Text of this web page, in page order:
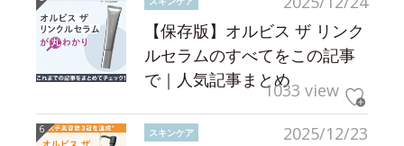
【保存版】オルビス ザ リンク
ルセラムのすべてをこの記事
で｜人気記事まとめ1033 view
2025/12/23
スキンケア